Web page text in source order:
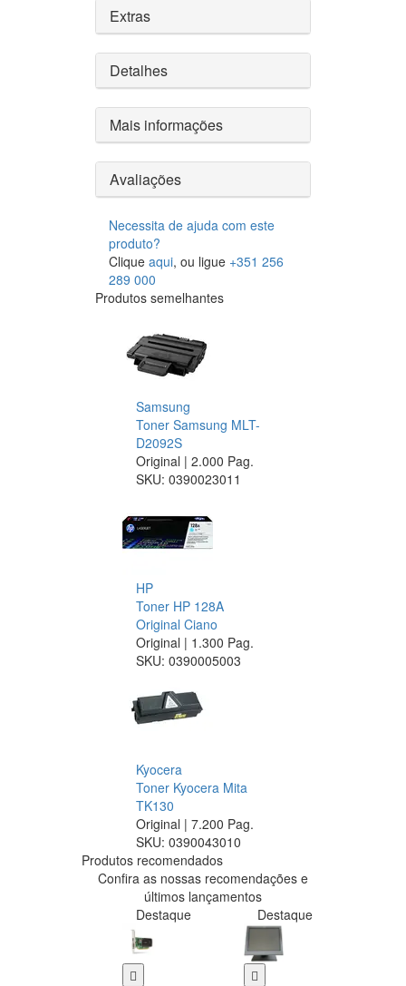
Extras
Detalhes
Mais informações
Avaliações
Necessita de ajuda com este
produto?
Clique aqui, ou ligue +351 256
289 000
Produtos semelhantes
Samsung
Toner Samsung MLT-
D2092S
Original | 2.000 Pag.
SKU: 0390023011
HP
Toner HP 128A
Original Ciano
Original | 1.300 Pag.
SKU: 0390005003
Kyocera
Toner Kyocera Mita
TK130
Original | 7.200 Pag.
SKU: 0390043010
Produtos recomendados
Confira as nossas recomendações e
últimos lançamentos
Destaque
Destaque